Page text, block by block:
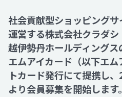
News
Recruit
Contact
社会貢献型ショッピング
運営する株式会社クラダ
越伊勢丹ホールディング
エムアイカード（以下エ
トカード発行にて提携し
より会員募集を開始します。